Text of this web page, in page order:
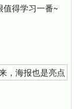
得学习一番~